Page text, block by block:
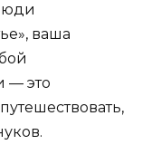
ваша
— это